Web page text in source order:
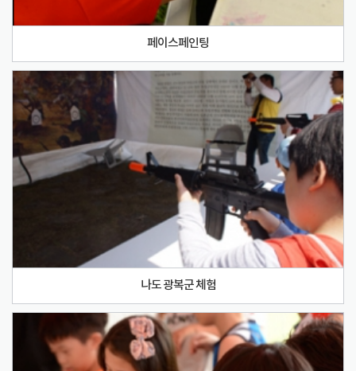
페이스페인팅
나도 광복군 체험